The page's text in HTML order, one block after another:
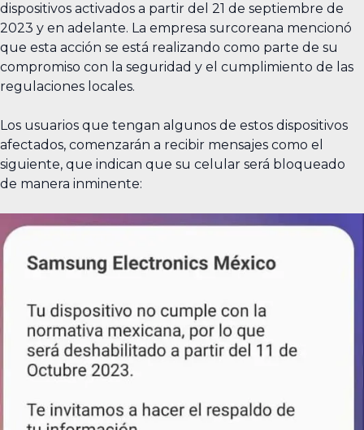
dispositivos activados a partir del 21 de septiembre de
2023 y en adelante. La empresa surcoreana mencionó
que esta acción se está realizando como parte de su
compromiso con la seguridad y el cumplimiento de las
regulaciones locales.
Los usuarios que tengan algunos de estos dispositivos
afectados, comenzarán a recibir mensajes como el
siguiente, que indican que su celular será bloqueado
de manera inminente: